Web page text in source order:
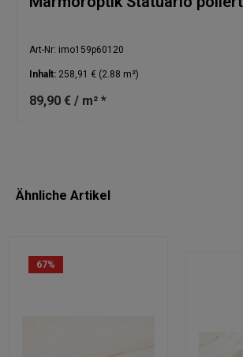
Art-Nr: imo159p60120
Inhalt: 258,91 € (2.88 m²)
89,90 € / m² *
Ähnliche Artikel
67%